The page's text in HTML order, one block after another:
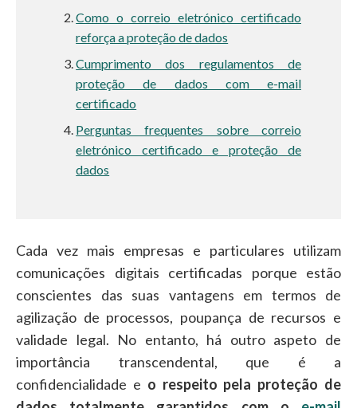
Como o correio eletrónico certificado
reforça a proteção de dados
Cumprimento dos regulamentos de
proteção de dados com e-mail
certificado
Perguntas frequentes sobre correio
eletrónico certificado e proteção de
dados
Cada vez mais empresas e particulares utilizam
comunicações digitais certificadas porque estão
conscientes das suas vantagens em termos de
agilização de processos, poupança de recursos e
validade legal. No entanto, há outro aspeto de
importância transcendental, que é a
confidencialidade e o respeito pela proteção de